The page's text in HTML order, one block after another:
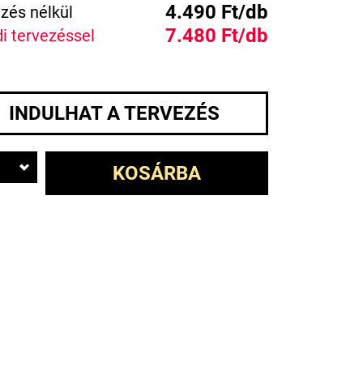
nélkül 4.490 Ft/db
tervezéssel 7.480 Ft/db
INDULHAT A TERVEZÉS
KOSÁRBA